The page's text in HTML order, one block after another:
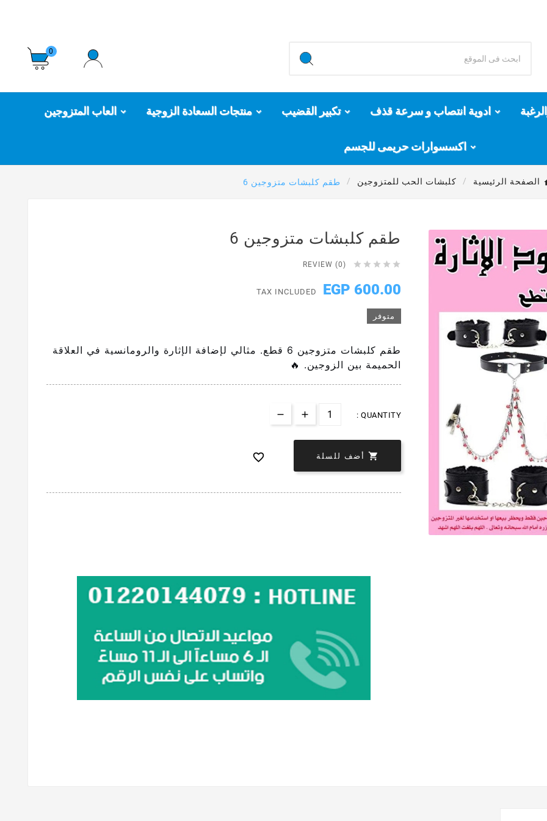
0
ادوية انتصاب و سرعة قذف تكبير القضيب منتجات السعادة الزوجية العاب المتزوجين
اكسسوارات حريمى للجسم
الصفحة الرئيسية كلبشات الحب للمتزوجين طقم كلبشات متزوجين 6
طقم كلبشات متزوجين 6





REVIEW (0)
600.00 EGP
TAX INCLUDED
متوفر
طقم كلبشات متزوجين 6 قطع. مثالي لإضافة الإثارة والرومانسية في العلاقة
الحميمة بين الزوجين. 🔥
QUANTITY :
 أضف للسلة 